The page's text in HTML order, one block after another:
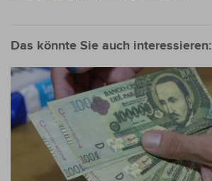
werden mit QR-
durchgeführt
Das könnte Sie auch interessieren: